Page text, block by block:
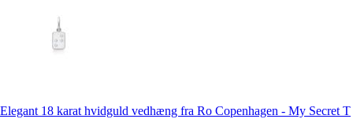
Elegant 18 karat hvidguld vedhæng fra Ro Copenhagen - My Secret T